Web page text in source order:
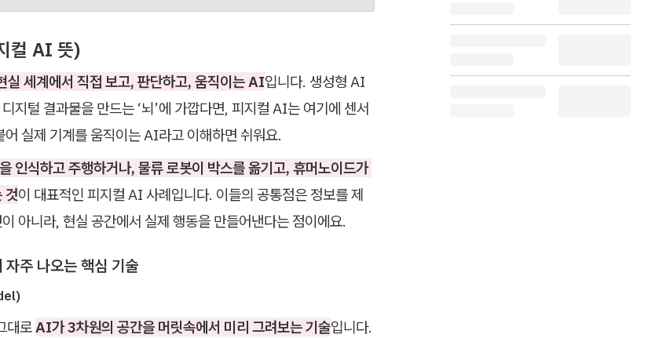
컬 AI 뜻)
실 세계에서 직접 보고, 판단하고, 움직이는 AI입니다. 생성형 AI
지털 결과물을 만드는 ‘뇌’에 가깝다면, 피지컬 AI는 여기에 센서
실제 기계를 움직이는 AI라고 이해하면 쉬워요.
인식하고 주행하거나, 물류 로봇이 박스를 옮기고, 휴머노이드가
것이 대표적인 피지컬 AI 사례입니다. 이들의 공통점은 정보를 제
아니라, 현실 공간에서 실제 행동을 만들어낸다는 점이에요.
주 나오는 핵심 기술
대로 AI가 3차원의 공간을 머릿속에서 미리 그려보는 기술입니다.